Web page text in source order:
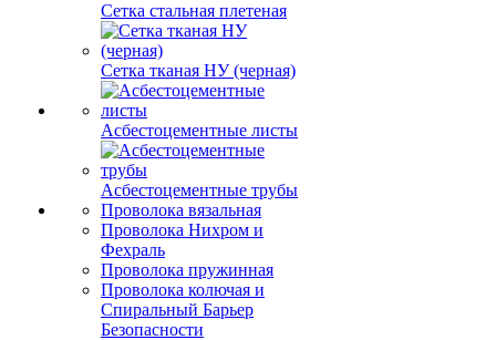
Сетка стальная плетеная
Сетка тканая НУ (черная)
Асбестоцементные листы
Асбестоцементные трубы
Проволока вязальная
Проволока Нихром и
Фехраль
Проволока пружинная
Проволока колючая и
Спиральный Барьер
Безопасности